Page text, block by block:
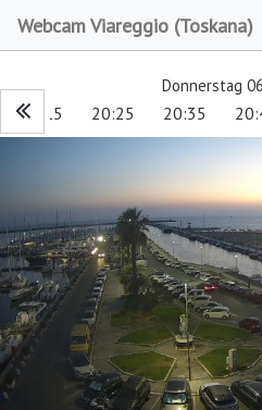
Webcam Viareggio (Toskana)
Donnerstag
20:15 20:25 20:35